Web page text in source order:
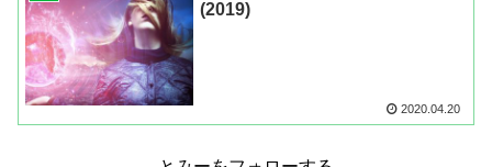
(2019)
2020.04.20